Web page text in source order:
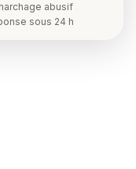
abusif
sous 24 h